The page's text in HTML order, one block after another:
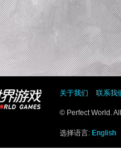
关于我们 联系我
© Perfect World.
选择语言: English